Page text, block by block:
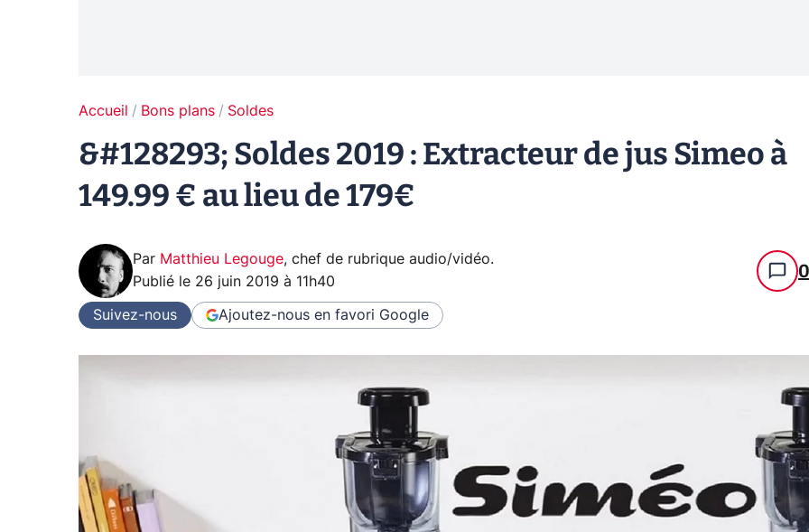
Accueil Bons plans Soldes
&#128293; Soldes 2019 : Extracteur de jus Simeo à
149.99 € au lieu de 179€
Par Matthieu Legouge, chef de rubrique audio/vidéo.
Publié le 26 juin 2019 à 11h40 0
Suivez-nous Ajoutez-nous en favori Google